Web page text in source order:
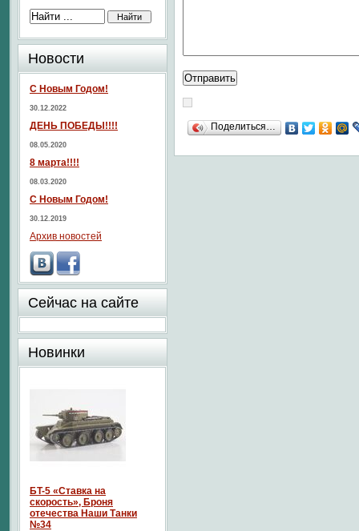
Поделиться…
Новости
С Новым Годом!
30.12.2022
ДЕНЬ ПОБЕДЫ!!!!
08.05.2020
8 марта!!!!
08.03.2020
С Новым Годом!
30.12.2019
Архив новостей
Сейчас на сайте
Новинки
БT-5 «Ставка на
скорость», Броня
отечества Наши Танки
№34